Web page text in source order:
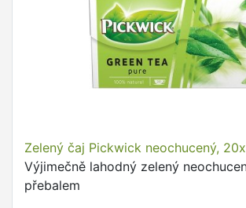
Zelený čaj Pickwick neochucený,
Výjimečně lahodný zelený
přebalem